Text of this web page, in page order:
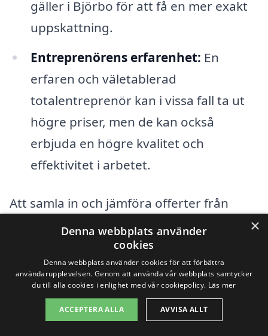
gäller i Björbo för att få en mer exakt
uppskattning.
Entreprenörens erfarenhet: En
erfaren och väletablerad
totalentreprenör kan i vissa fall ta ut
högre priser, men de kan också
erbjuda en högre kvalitet och
effektivitet i arbetet.
Att samla in och jämföra offerter från
flera olika aktörer är ett utsökt sätt att få
en känsla för marknadspriserna för
totalentreprenad i Björbo. Vår plattform
totalentreprenad-pris.se kan hjälpa dig
att hitta och jämföra olika företag i
×
Denna webbplats använder
cookies
Denna webbplats använder cookies för att förbättra
användarupplevelsen. Genom att använda vår webbplats samtycker
du till alla cookies i enlighet med vår cookiepolicy. Läs mer
ACCEPTERA ALLA AVVISA ALLT